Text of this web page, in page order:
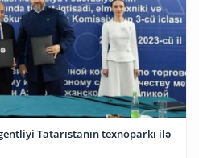
Tatarıstanın texnoparkı ilə